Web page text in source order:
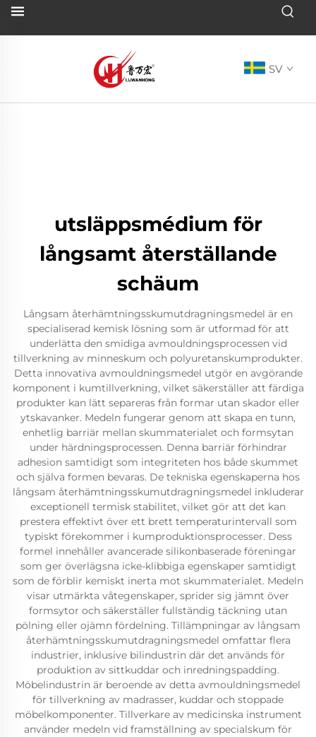
SV
utsläppsmédium för
långsamt återställande
schäum
Långsam återhämtningsskumutdragningsmedel är en
specialiserad kemisk lösning som är utformad för att
underlätta den smidiga avmouldningsprocessen vid
tillverkning av minneskum och polyuretanskumprodukter.
Detta innovativa avmouldningsmedel utgör en avgörande
komponent i kumtillverkning, vilket säkerställer att färdiga
produkter kan lätt separeras från formar utan skador eller
ytskavanker. Medeln fungerar genom att skapa en tunn,
enhetlig barriär mellan skummaterialet och formsytan
under härdningsprocessen. Denna barriär förhindrar
adhesion samtidigt som integriteten hos både skummet
och själva formen bevaras. De tekniska egenskaperna hos
långsam återhämtningsskumutdragningsmedel inkluderar
exceptionell termisk stabilitet, vilket gör att det kan
prestera effektivt över ett brett temperaturintervall som
typiskt förekommer i kumproduktionsprocesser. Dess
formel innehåller avancerade silikonbaserade föreningar
som ger överlägsna icke-klibbiga egenskaper samtidigt
som de förblir kemiskt inerta mot skummaterialet. Medeln
visar utmärkta våtegenskaper, sprider sig jämnt över
formsytor och säkerställer fullständig täckning utan
pölning eller ojämn fördelning. Tillämpningar av långsam
återhämtningsskumutdragningsmedel omfattar flera
industrier, inklusive bilindustrin där det används för
produktion av sittkuddar och inredningspadding.
Möbelindustrin är beroende av detta avmouldningsmedel
för tillverkning av madrasser, kuddar och stoppade
möbelkomponenter. Tillverkare av medicinska instrument
använder medeln vid framställning av specialskum för